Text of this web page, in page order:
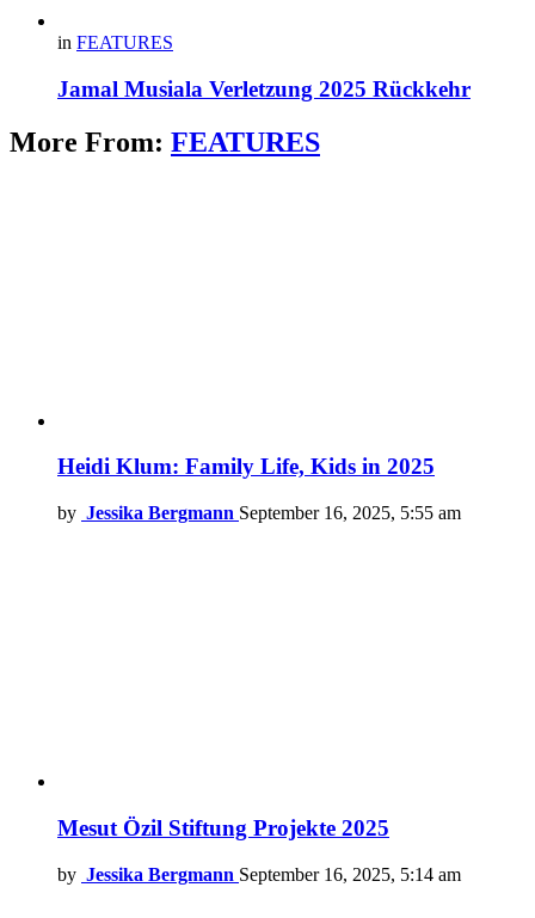
in FEATURES
Jamal Musiala Verletzung 2025 Rückkehr
More From: FEATURES
Heidi Klum: Family Life, Kids in 2025
by Jessika Bergmann September 16, 2025, 5:55 am
Mesut Özil Stiftung Projekte 2025
by Jessika Bergmann September 16, 2025, 5:14 am